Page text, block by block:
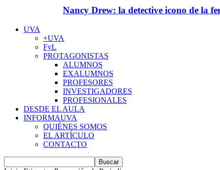
Nancy Drew: la detective icono de la
UVA
+UVA
FyL
PROTAGONISTAS
ALUMNOS
EXALUMNOS
PROFESORES
INVESTIGADORES
PROFESIONALES
DESDE EL AULA
INFORMAUVA
QUIÉNES SOMOS
EL ARTÍCULO
CONTACTO